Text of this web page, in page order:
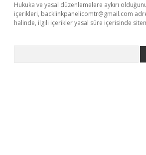
Hukuka ve yasal düzenlemelere aykırı
içerikleri, backlinkpanelicomtr@gmail.com
halinde, ilgili içerikler yasal süre içerisinde